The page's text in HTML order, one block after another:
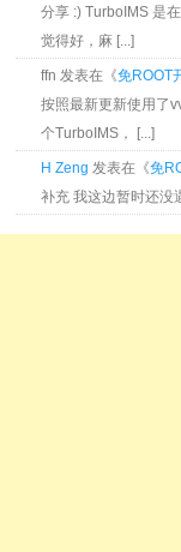
分享 :) TurboIMS 是
觉得好，麻 [...]
ffn 发表在《免ROOT
按照最新更新使用了
个TurboIMS， [...]
H Zeng 发表在《免
补充 我这边暂时还没